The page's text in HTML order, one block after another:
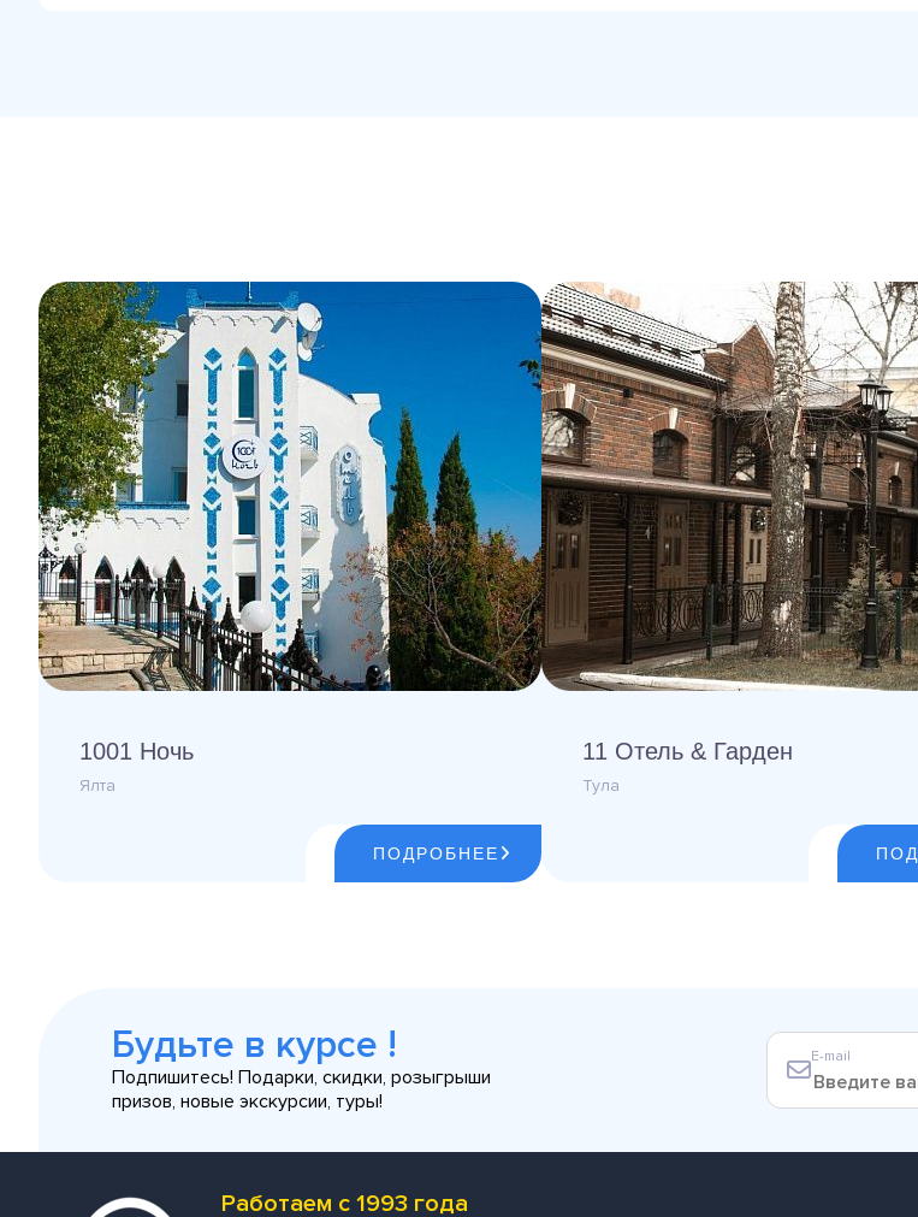
1001 Ночь
Ялта
ПОДРОБНЕЕ
11 Отель & Гарден
Тула
Будьте в курсе !
Подпишитесь! Подарки, скидки, розыгрыши
призов, новые экскурсии, туры!
E-mail
Работаем с 1993 года